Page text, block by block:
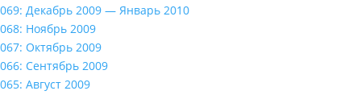
069: Декабрь 2009 — Январь 2010
068: Ноябрь 2009
067: Октябрь 2009
066: Сентябрь 2009
065: Август 2009